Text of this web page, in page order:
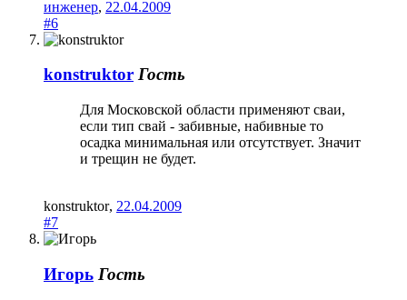
инженер, 22.04.2009
#6
konstruktоr Гость
Для Московской области применяют сваи,
если тип свай - забивные, набивные то
осадка минимальная или отсутствует. Значит
и трещин не будет.
konstruktоr, 22.04.2009
#7
Игорь Гость